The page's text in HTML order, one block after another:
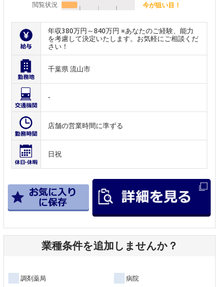
閲覧状況 今が狙い目！
年収380万円～840万円 ※あなたのご経験、能力
を考慮して決定いたします。お気軽にご相談くだ
さい！
千葉県 流山市
-
店舗の営業時間に準ずる
日祝
業種条件を追加しませんか？
調剤薬局 病院